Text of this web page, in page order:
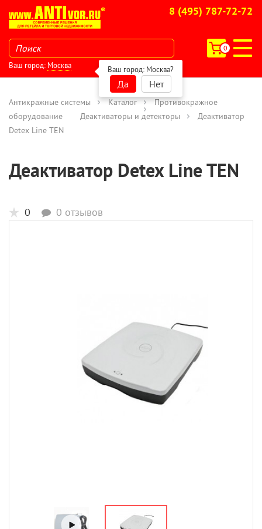
8 (495) 787-72-72
0
Ваш город: Москва Ваш город: Москва?
Да Нет
Антикражные системы Каталог
Противокражное
оборудование
Деактиваторы и детекторы
Деактиватор
Detex Line TEN
Деактиватор Detex Line TEN
0 0 отзывов